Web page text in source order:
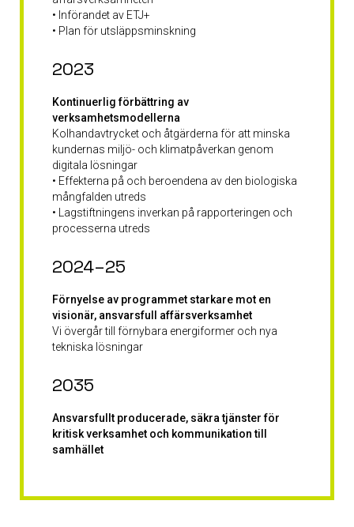
• Införandet av ETJ+
• Plan för utsläppsminskning
2023
Kontinuerlig förbättring av
verksamhetsmodellerna
Kolhandavtrycket och åtgärderna för att minska
kundernas miljö- och klimatpåverkan genom
digitala lösningar
• Effekterna på och beroendena av den biologiska
mångfalden utreds
• Lagstiftningens inverkan på rapporteringen och
processerna utreds
2024–25
Förnyelse av programmet starkare mot en
visionär, ansvarsfull affärsverksamhet
Vi övergår till förnybara energiformer och nya
tekniska lösningar
2035
Ansvarsfullt producerade, säkra tjänster för
kritisk verksamhet och kommunikation till
samhället